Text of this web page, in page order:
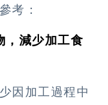
考：
，減少加工食
因加工過程中